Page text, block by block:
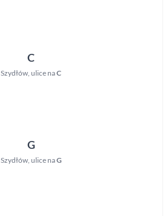
C
Szydłów, ulice naC
G
Szydłów, ulice naG